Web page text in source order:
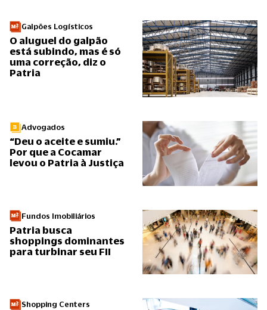
Galpões Logísticos
O aluguel do galpão
está subindo, mas é só
uma correção, diz o
Patria
Advogados
“Deu o aceite e sumiu.”
Por que a Cocamar
levou o Patria à Justiça
Fundos Imobiliários
Patria busca
shoppings dominantes
para turbinar seu FII
Shopping Centers